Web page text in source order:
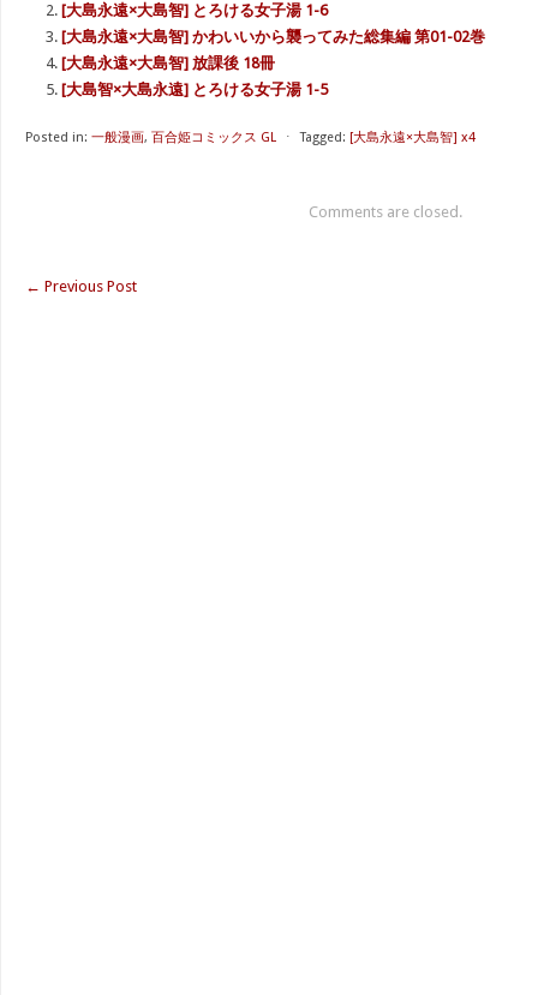
[大島永遠×大島智] とろける女子湯 1-6
[大島永遠×大島智] かわいいから襲ってみた総集編 第01-02巻
[大島永遠×大島智] 放課後 18冊
[大島智×大島永遠] とろける女子湯 1-5
Posted in: 一般漫画, 百合姫コミックス GL ⋅ Tagged: [大島永遠×大島智] x4
Comments are closed.
← Previous Post